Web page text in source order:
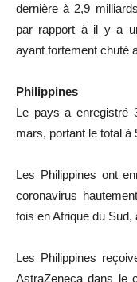
dernière à 2,9
par rapport à il y a
ayant fortement chuté
Philippines
Le pays a enregistré
mars, portant le total à
Les Philippines ont
coronavirus
fois en Afrique du
Les Philippines
AstraZeneca dans le